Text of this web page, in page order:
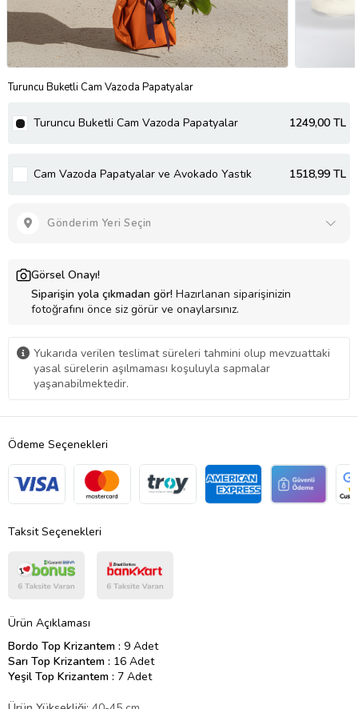
Turuncu Buketli Cam Vazoda Papatyalar
Turuncu Buketli Cam Vazoda Papatyalar 1249,00 TL
Cam Vazoda Papatyalar ve Avokado Yastık 1518,99 TL
Gönderim Yeri Seçin
Görsel Onayı!
Siparişin yola çıkmadan gör! Hazırlanan siparişinizin
fotoğrafını önce siz görür ve onaylarsınız.
Yukarıda verilen teslimat süreleri tahmini olup mevzuattaki
yasal sürelerin aşılmaması koşuluyla sapmalar
yaşanabilmektedir.
Ödeme Seçenekleri
Taksit Seçenekleri
Ürün Açıklaması
Bordo Top Krizantem : 9 Adet
Sarı Top Krizantem : 16 Adet
Yeşil Top Krizantem : 7 Adet